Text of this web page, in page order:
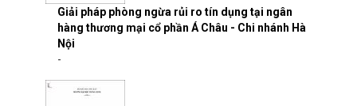
Giải pháp phòng ngừa rủi ro tín dụng tại ngân
hàng thương mại cổ phần Á Châu - Chi nhánh Hà
Nội
-